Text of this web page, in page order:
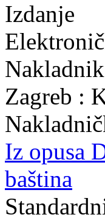
Izdanje
Nakladnik
Zagreb :
Iz opusa
baština